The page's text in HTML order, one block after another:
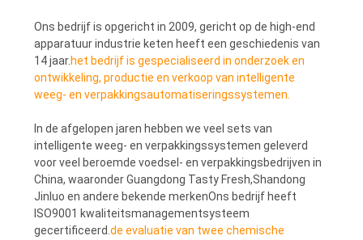
Ons bedrijf is opgericht in 2009, gericht op de high-end
apparatuur industrie keten heeft een geschiedenis van
14 jaar.het bedrijf is gespecialiseerd in onderzoek en
ontwikkeling, productie en verkoop van intelligente
weeg- en verpakkingsautomatiseringssystemen.
In de afgelopen jaren hebben we veel sets van
intelligente weeg- en verpakkingssystemen geleverd
voor veel beroemde voedsel- en verpakkingsbedrijven in
China, waaronder Guangdong Tasty Fresh,Shandong
Jinluo en andere bekende merkenOns bedrijf heeft
ISO9001 kwaliteitsmanagementsysteem
gecertificeerd.de evaluatie van twee chemische